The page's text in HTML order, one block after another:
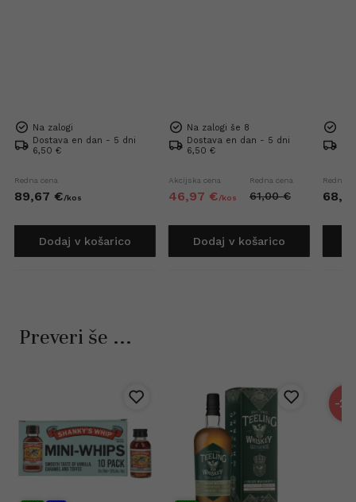
Na zalogi
Dostava en dan - 5 dni
6,50 €
Redna cena
89,67 €/kos
Dodaj v košarico
Na zalogi še 8
Dostava en dan - 5 dni
6,50 €
Akcijska cena
46,97 €/kos
Redna cena
61,00 €
Dodaj v košarico
Redna
68,
Preveri še ...
-21